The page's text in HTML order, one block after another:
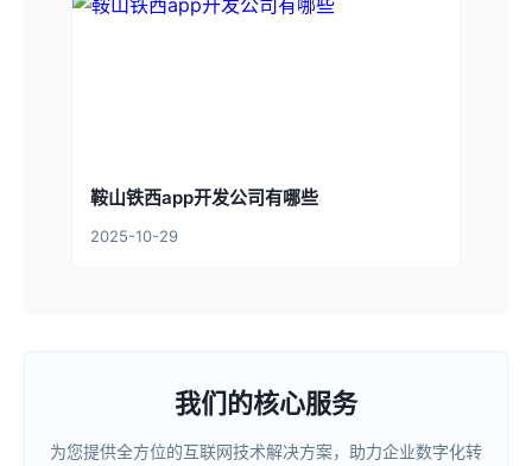
鞍山铁西app开发公司有哪些
2025-10-29
我们的核心服务
为您提供全方位的互联网技术解决方案，助力企业数字化转